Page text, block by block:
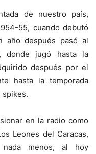
de nuestro país,
55, cuando debutó
año después pasó al
donde jugó hasta la
después por el
hasta la temporada
spikes.
en la radio como
Leones del Caracas,
menos, al hoy